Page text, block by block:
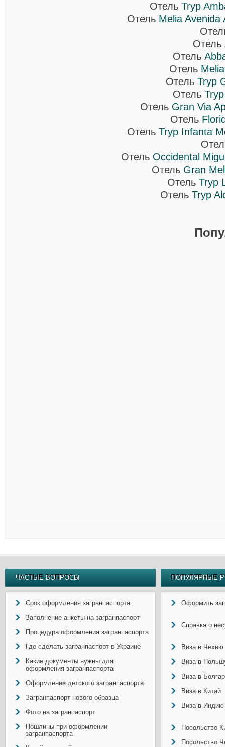
Отель Tryp
Отель Melia Avenida
Отель
Отель
Отель
Отель Tryp
Отель
Отель Gran Via
Отель
Отель Tryp Infanta
Отель Occidental
Отель Gran
Отель Tryp
Отель Tryp
ЧАСТЫЕ ВОПРОСЫ
Срок оформления загранпаспорта
Заполнение анкеты на загранпаспорт
Процедура оформления загранпаспорта
Где сделать загранпаспорт в Украине
Какие документы нужны для
оформления загранпаспорта
Оформление детского загранпаспорта
Загранпаспорт нового образца
Фото на загранпаспорт
Пошлины при оформлении
загранпаспорта
ПОПУЛЯРНЫЕ
Оформить
Справка о
Виза в Чехию
Виза в
Виза в
Виза в Китай
Виза в Индию
Посольство
Посольство